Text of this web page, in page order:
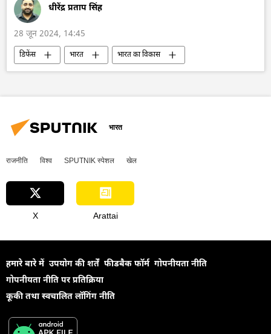
धीरेंद्र प्रताप सिंह
28 जून 2024, 14:45
डिफेंस भारत
भारत का विकास
भारत सरकार
आत्मनिर्भर भारत
भारत
राजनीति विश्व SPUTNIK स्पेशल खेल
X Arattai
हमारे बारे में उपयोग की शर्तें फीडबैक फॉर्म गोपनीयता नीति
गोपनीयता नीति पर प्रतिक्रिया
कूकी तथा स्वचालित लॉगिंग नीति